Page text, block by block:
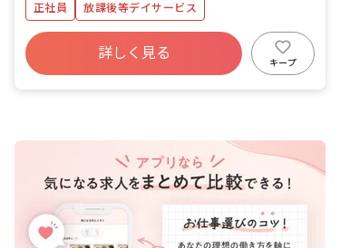
正社員
放課後等デイサービス
詳しく見る
キープ